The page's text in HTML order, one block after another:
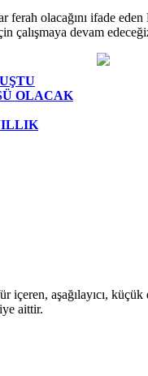
olacağını ifade
çalışmaya devam
OLACAK
içeren, aşağılayıcı,
aittir.